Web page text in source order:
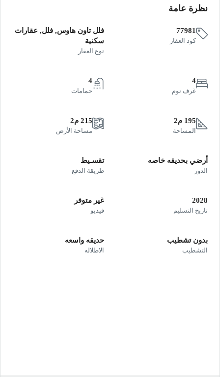
نظرة عامة
77981
كود العقار
فلل تاون هاوس, فلل, عقارات
سكنية
نوع العقار
4
غرف نوم
4
حمامات
195 م2
المساحة
215 م2
مساحة الأرض
أرضي بحديقه خاصه
الدور
تقسـيط
طريقة الدفع
2028
تاريخ التسليم
غير متوفر
فيديو
بدون تشطيب
التشطيب
حديقه واسعه
الاطلاله